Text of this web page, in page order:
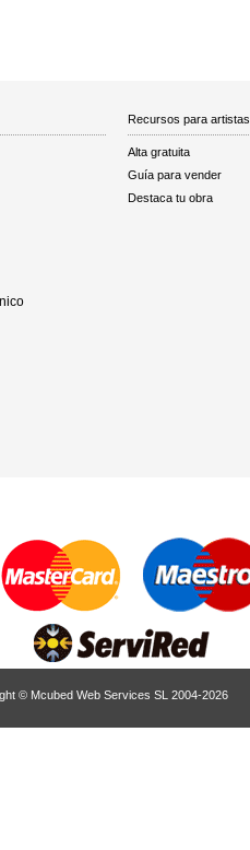
Recursos para artistas
Alta gratuita
Guía para vender
Destaca tu obra
© Mcubed Web Services SL 2004-2026